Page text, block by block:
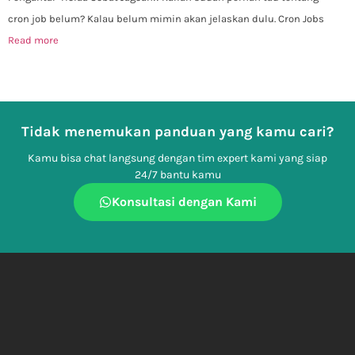
cron job belum? Kalau belum mimin akan jelaskan dulu. Cron Jobs
Read more
Tidak menemukan panduan yang kamu cari?
Kamu bisa chat langsung dengan tim expert kami yang siap
24/7 bantu kamu
Konsultasi dengan Kami